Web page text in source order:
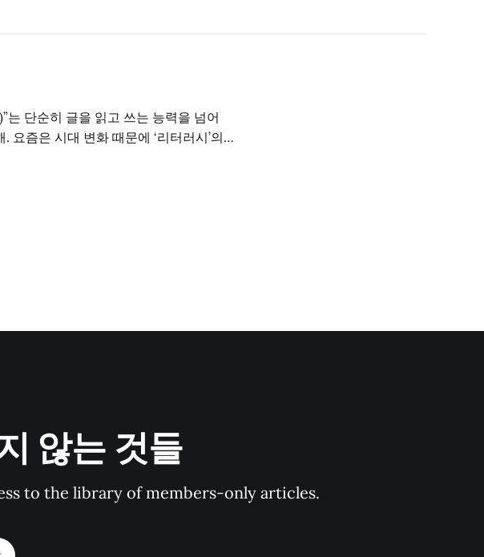
즘은 시대 변화 때문에 ‘리터러시’의
않는 것들
to the library of members-only articles.